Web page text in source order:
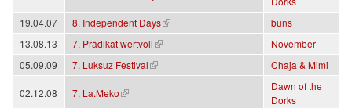
19.04.07
8. Independent Days
(Link ist extern)
buns
13.08.13
7. Prädikat wertvoll
(Link ist extern)
November
05.09.09
7. Luksuz Festival
(Link ist extern) Chaja & Mimi
02.12.08 7. La.Meko
(Link ist extern)
Dawn of the
Dorks